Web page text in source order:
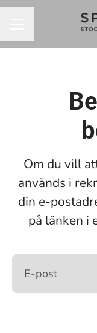
Om du vill
används i
din e-
på länken i